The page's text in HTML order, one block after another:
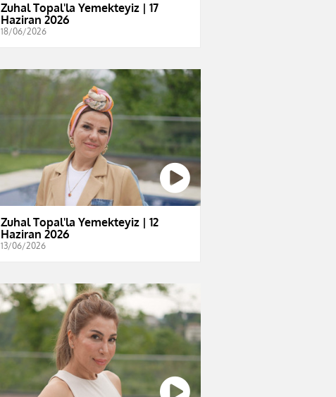
Zuhal Topal'la Yemekteyiz | 17
Haziran 2026
18/06/2026
Zuhal Topal'la Yemekteyiz | 12
Haziran 2026
13/06/2026